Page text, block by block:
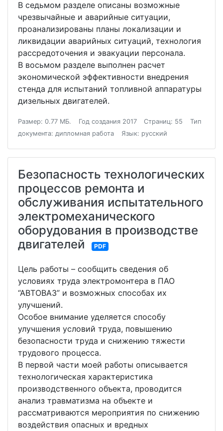
В седьмом разделе описаны возможные
чрезвычайные и аварийные ситуации,
проанализированы планы локализации и
ликвидации аварийных ситуаций, технология
рассредоточения и эвакуации персонала.
В восьмом разделе выполнен расчет
экономической эффективности внедрения
стенда для испытаний топливной аппаратуры
дизельных двигателей.
Размер: 0.77 МБ. Год создания 2017 Страниц: 55
Тип
документа: дипломная работа
Язык: русский
Безопасность технологических
процессов ремонта и
обслуживания испытательного
электромеханического
оборудования в производстве
двигателей
PDF
Цель работы – сообщить сведения об
условиях труда электромонтера в ПАО
“АВТОВАЗ” и возможных способах их
улучшений.
Особое внимание уделяется способу
улучшения условий труда, повышению
безопасности труда и снижению тяжести
трудового процесса.
В первой части моей работы описывается
технологическая характеристика
производственного объекта, проводится
анализ травматизма на объекте и
рассматриваются мероприятия по снижению
воздействия опасных и вредных